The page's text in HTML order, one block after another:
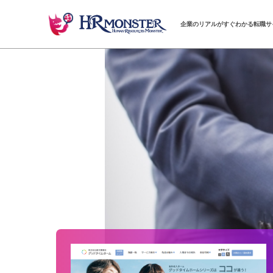
企業のリアルがすぐわかる転職